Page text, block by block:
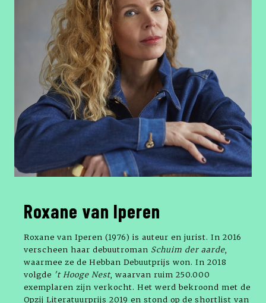
Roxane van Iperen
Roxane van Iperen (1976) is auteur en jurist. In 2016
verscheen haar debuutroman Schuim der aarde
waarmee ze de Hebban Debuutprijs won. In 2018
volgde 't Hooge Nest, waarvan ruim 250.000
exemplaren zijn verkocht. Het werd bekroond met de
Opzij Literatuurprijs 2019 en stond op de shortlist van